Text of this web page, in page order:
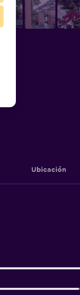
Ubicación